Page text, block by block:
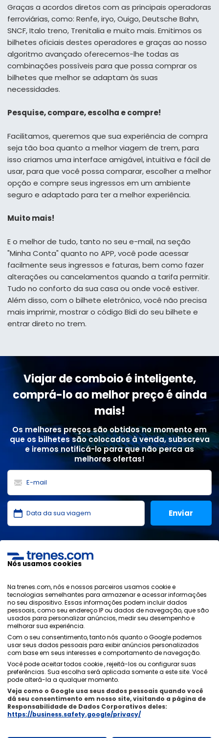
Graças a acordos diretos com as principais operadoras
ferroviárias, como: Renfe, iryo, Ouigo, Deutsche Bahn,
SNCF, Italo treno, Trenitalia e muito mais. Emitimos os
bilhetes oficiais destes operadores e graças ao nosso
algoritmo avançado oferecemos-lhe todas as
combinações possíveis para que possa comprar os
bilhetes que melhor se adaptam às suas
necessidades.
Pesquise, compare, escolha e compre!
Facilitamos, queremos que sua experiência de compra
seja tão boa quanto a melhor viagem de trem, para
isso criamos uma interface amigável, intuitiva e fácil de
usar, para que você possa comparar, escolher a melhor
opção e compre seus ingressos em um ambiente
seguro e adaptado para ter a melhor experiência.
Muito mais!
E o melhor de tudo, tanto no seu e-mail, na seção
"Minha Conta" quanto no APP, você pode acessar
facilmente seus ingressos e faturas, bem como fazer
alterações ou cancelamentos quando a tarifa permitir.
Tudo no conforto da sua casa ou onde você estiver.
Além disso, com o bilhete eletrônico, você não precisa
mais imprimir, mostrar o código Bidi do seu bilhete e
entrar direto no trem.
Viajar de comboio é inteligente,
comprá-lo ao melhor preço é ainda
mais!
Os melhores preços são obtidos no momento em
que os bilhetes são colocados à venda, subscreva
e iremos notificá-lo para que não perca as
melhores ofertas!
dados,condições gerais
Política de Privacidade
Condições Generais
Política de Cookies
Aviso Legal
Contacto
Quem Somos ixigo
Copyright © Trenes.com. Todos os direitos reservados.
Nós usamos cookies
Na trenes.com, nós e nossos parceiros usamos cookie e
tecnologias semelhantes para armazenar e acessar informações
no seu dispositivo. Essas informações podem incluir dados
pessoais, como seu endereço IP ou dados de navegação, que são
usados ​​para personalizar anúncios, medir seu desempenho e
melhorar sua experiência.
Com o seu consentimento, tanto nós quanto o Google podemos
usar seus dados pessoais para exibir anúncios personalizados
com base em seus interesses e comportamento de navegação.
Você pode aceitar todos cookie , rejeitá-los ou configurar suas
preferências. Sua escolha será aplicada somente a este site. Você
pode alterá-la a qualquer momento.
Veja como o Google usa seus dados pessoais quando você
dá seu consentimento em nosso site, visitando a página de
Responsabilidade de Dados Corporativos deles:
https://business.safety.google/privacy/